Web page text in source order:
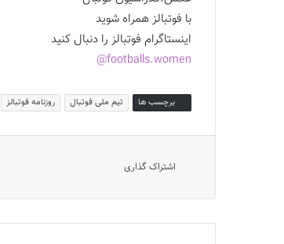
با فوتبالز همراه شوید
اینستاگرام فوتبالز را دنبال کنید
footballs.women@
برچسب ها تیم ملی فوتبال روزنامه فوتبالز
اشتراک گذاری